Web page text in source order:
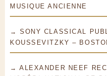
MUSIQUE ANCIENNE
→ SONY CLASSICAL
KOUSSEVITZKY –
→ ALEXANDER NEEF